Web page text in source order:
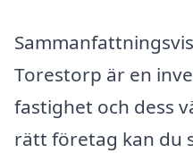
Torestorp är en
fastighet och dess
rätt företag kan du